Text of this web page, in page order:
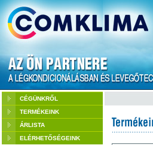
CÉGÜNKRŐL
TERMÉKEINK
ÁRLISTA
ELÉRHETŐSÉGEINK